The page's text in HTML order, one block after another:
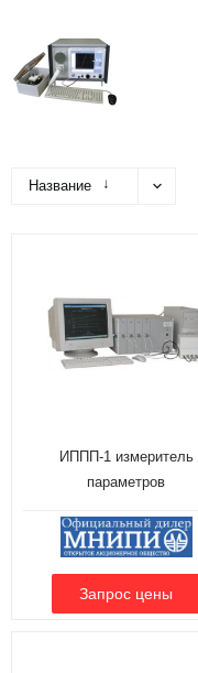
Название ↓
ИППП-1 измеритель
параметров